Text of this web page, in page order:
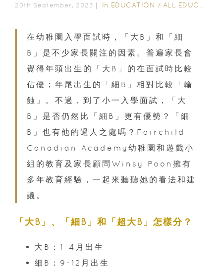
20th September, 2023｜ In EDUCATION / ALL EDUCATION
在幼稚園入學面試時，「大B」和「細
B」是不少家長關注的因素。普遍家長會
覺得年頭出生的「大B」的在面試時比較
佔優；年尾出生的「細B」相對比較「輸
蝕」。不過，到了小一入學面試，「大
B」是否仍然比「細B」更有優勢？「細
B」也有他的過人之處嗎？Fairchild
Canadian Academy幼稚園和遊戲小
組的教育及家長顧問Winsy Poon擁有
多年教育經驗，一起來聽聽她的看法和建
議。
「大B」、「細B」和「超大B」怎樣分？
大B：1-4月出生
細B：9-12月出生